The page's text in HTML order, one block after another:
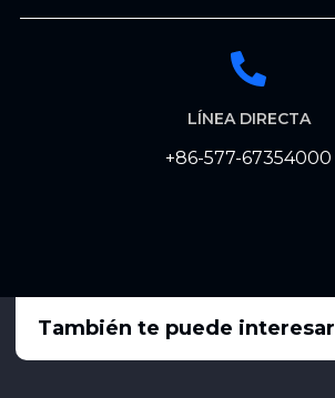
LÍNEA DIRECTA
+86-577-67354000
También te puede interesar